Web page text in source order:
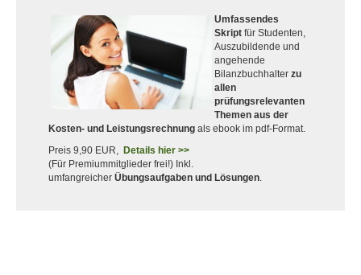
Umfassendes
Skript für Studenten,
Auszubildende und
angehende
Bilanzbuchhalter zu
allen
prüfungsrelevanten
Themen aus der
Kosten- und Leistungsrechnung als ebook im pdf-Format.
Preis 9,90 EUR, Details hier >>
(Für Premiummitglieder frei!) Inkl.
umfangreicher Übungsaufgaben und Lösungen.